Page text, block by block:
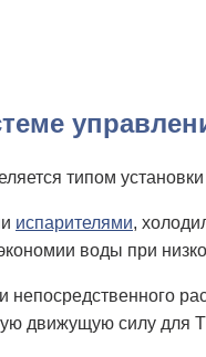
типом установки
испарителями,
воды при
непосредственного
движущую силу для